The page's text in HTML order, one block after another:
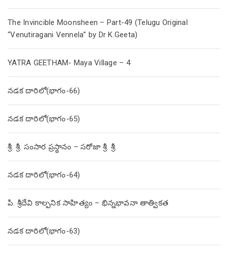
The Invincible Moonsheen – Part-49 (Telugu Original
“Venutiragani Vennela” by Dr K.Geeta)
YATRA GEETHAM- Maya Village – 4
నడక దారిలో(భాగం-66)
నడక దారిలో(భాగం-65)
శ్రీ. శ్రీ. సంసార ప్రస్థానం – సరోజా శ్రీ. శ్రీ.
నడక దారిలో(భాగం-64)
పి. శ్రీదేవి కాల్పనిక సాహిత్యం – భిన్నభావనా తాత్వికత
నడక దారిలో(భాగం-63)